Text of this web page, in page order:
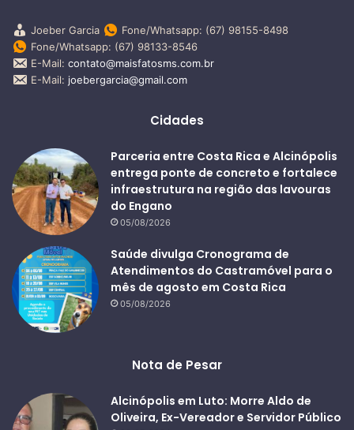
Joeber Garcia
Fone/Whatsapp: (67) 98155-8498
Fone/Whatsapp: (67) 98133-8546
E-Mail: contato@maisfatosms.com.br
E-Mail: joebergarcia@gmail.com
Cidades
Parceria entre Costa Rica e Alcinópolis
entrega ponte de concreto e fortalece
infraestrutura na região das lavouras
do Engano
05/08/2026
Saúde divulga Cronograma de
Atendimentos do Castramóvel para o
mês de agosto em Costa Rica
05/08/2026
Nota de Pesar
Alcinópolis em Luto: Morre Aldo de
Oliveira, Ex-Vereador e Servidor Público